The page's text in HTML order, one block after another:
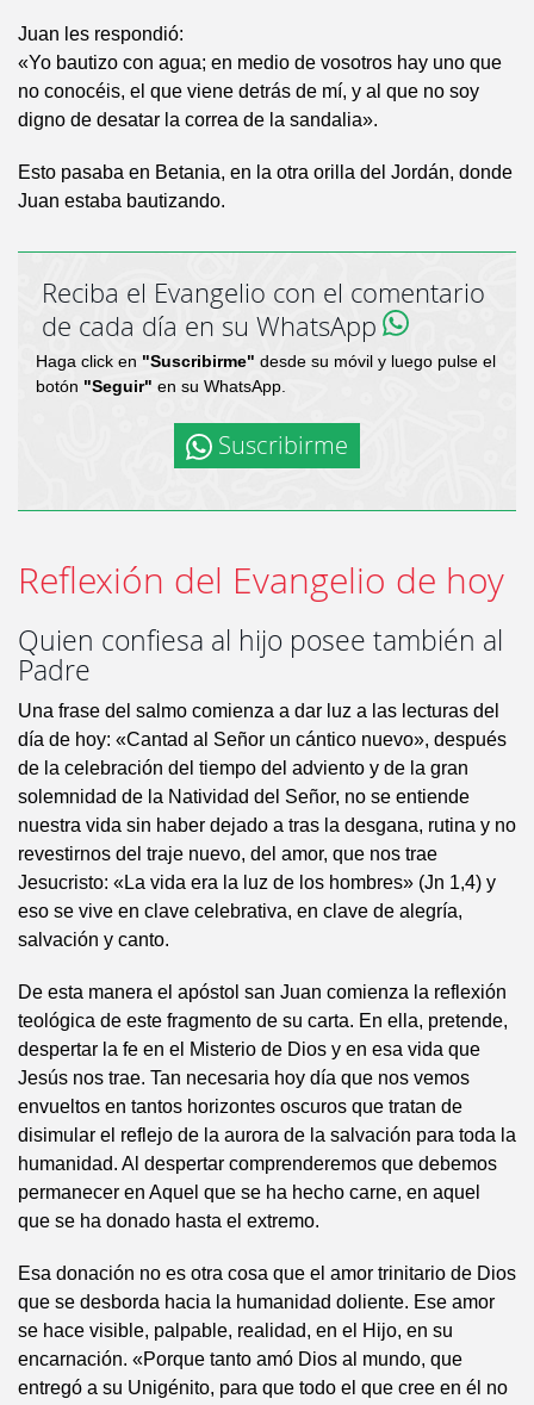
Juan les respondió:
«Yo bautizo con agua; en medio de vosotros hay uno que
no conocéis, el que viene detrás de mí, y al que no soy
digno de desatar la correa de la sandalia».
Esto pasaba en Betania, en la otra orilla del Jordán, donde
Juan estaba bautizando.
Reciba el Evangelio con el comentario
de cada día en su WhatsApp
Haga click en "Suscribirme" desde su móvil y luego pulse el
botón "Seguir" en su WhatsApp.
Suscribirme
Reflexión del Evangelio de hoy
Quien confiesa al hijo posee también al
Padre
Una frase del salmo comienza a dar luz a las lecturas del
día de hoy: «Cantad al Señor un cántico nuevo», después
de la celebración del tiempo del adviento y de la gran
solemnidad de la Natividad del Señor, no se entiende
nuestra vida sin haber dejado a tras la desgana, rutina y no
revestirnos del traje nuevo, del amor, que nos trae
Jesucristo: «La vida era la luz de los hombres» (Jn 1,4) y
eso se vive en clave celebrativa, en clave de alegría,
salvación y canto.
De esta manera el apóstol san Juan comienza la reflexión
teológica de este fragmento de su carta. En ella, pretende,
despertar la fe en el Misterio de Dios y en esa vida que
Jesús nos trae. Tan necesaria hoy día que nos vemos
envueltos en tantos horizontes oscuros que tratan de
disimular el reflejo de la aurora de la salvación para toda la
humanidad. Al despertar comprenderemos que debemos
permanecer en Aquel que se ha hecho carne, en aquel
que se ha donado hasta el extremo.
Esa donación no es otra cosa que el amor trinitario de Dios
que se desborda hacia la humanidad doliente. Ese amor
se hace visible, palpable, realidad, en el Hijo, en su
encarnación. «Porque tanto amó Dios al mundo, que
entregó a su Unigénito, para que todo el que cree en él no